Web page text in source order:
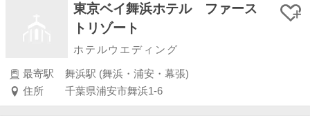
東京ベイ舞浜ホテル ファース
トリゾート
ホテルウエディング
最寄駅
舞浜駅 (舞浜・浦安・幕張)
住所
千葉県浦安市舞浜1-6